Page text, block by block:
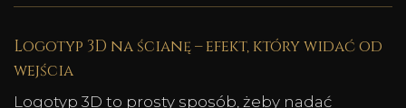
Logotyp 3D na ścianę – efekt, który widać od
wejścia
Logotyp 3D to prosty sposób, żeby nadać